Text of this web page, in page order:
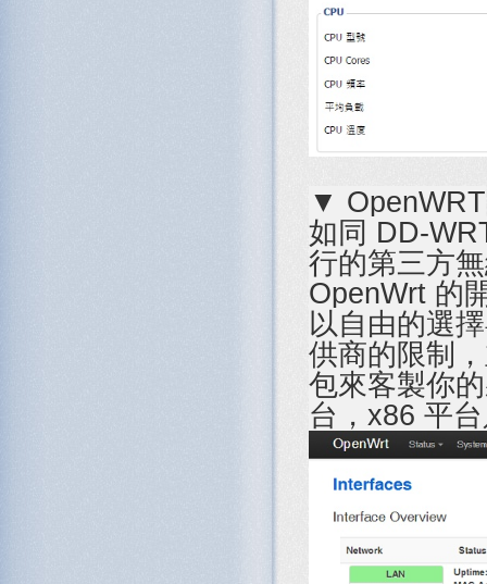
▼ OpenWRT
如同 DD-
行的第三方
OpenWrt 的
以自由的選
供商的限制
包來客製你
台，x86 平